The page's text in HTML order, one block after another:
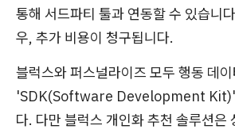
통해 서드파티 툴과 연동할 수 있습니
우, 추가 비용이 청구됩니다.
블럭스와 퍼스널라이즈 모두 행동 데
'SDK(Software Development Kit)'
다. 다만 블럭스 개인화 추천 솔루션은